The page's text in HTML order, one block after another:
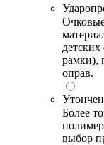
рамки),
оправ.
Более
выбор